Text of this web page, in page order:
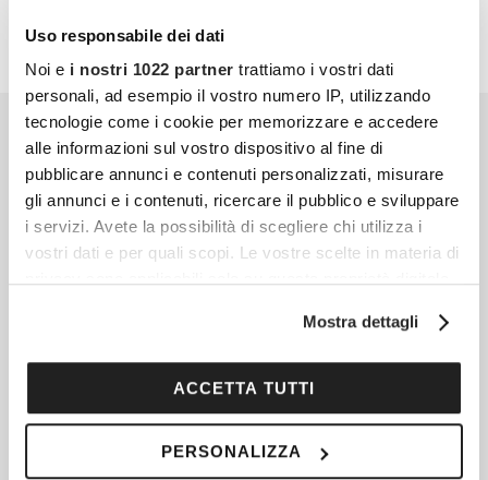
Uso responsabile dei dati
Noi e i nostri 1022 partner trattiamo i vostri dati
personali, ad esempio il vostro numero IP, utilizzando
tecnologie come i cookie per memorizzare e accedere
alle informazioni sul vostro dispositivo al fine di
pubblicare annunci e contenuti personalizzati, misurare
gli annunci e i contenuti, ricercare il pubblico e sviluppare
i servizi. Avete la possibilità di scegliere chi utilizza i
vostri dati e per quali scopi. Le vostre scelte in materia di
modificare o revocare il proprio consenso in qualsiasi
sull'icona di attivazione della privacy.
raccogliere informazioni sulla tua posizione
Mostra dettagli
ACCETTA TUTTI
PERSONALIZZA